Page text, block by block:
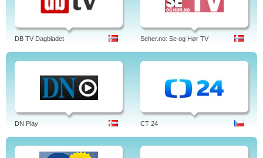
DB TV Dagbladet Seher.no: Se og Hør TV
DN Play CT 24